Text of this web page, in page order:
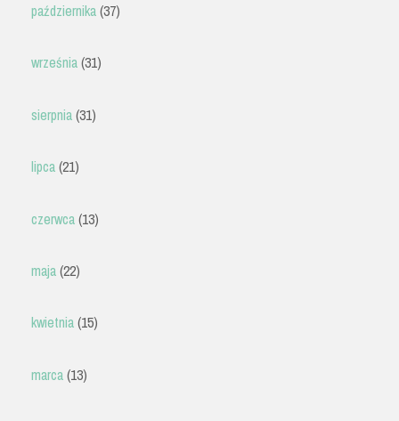
października(37)
września(31)
sierpnia(31)
lipca(21)
czerwca(13)
maja(22)
kwietnia(15)
marca(13)